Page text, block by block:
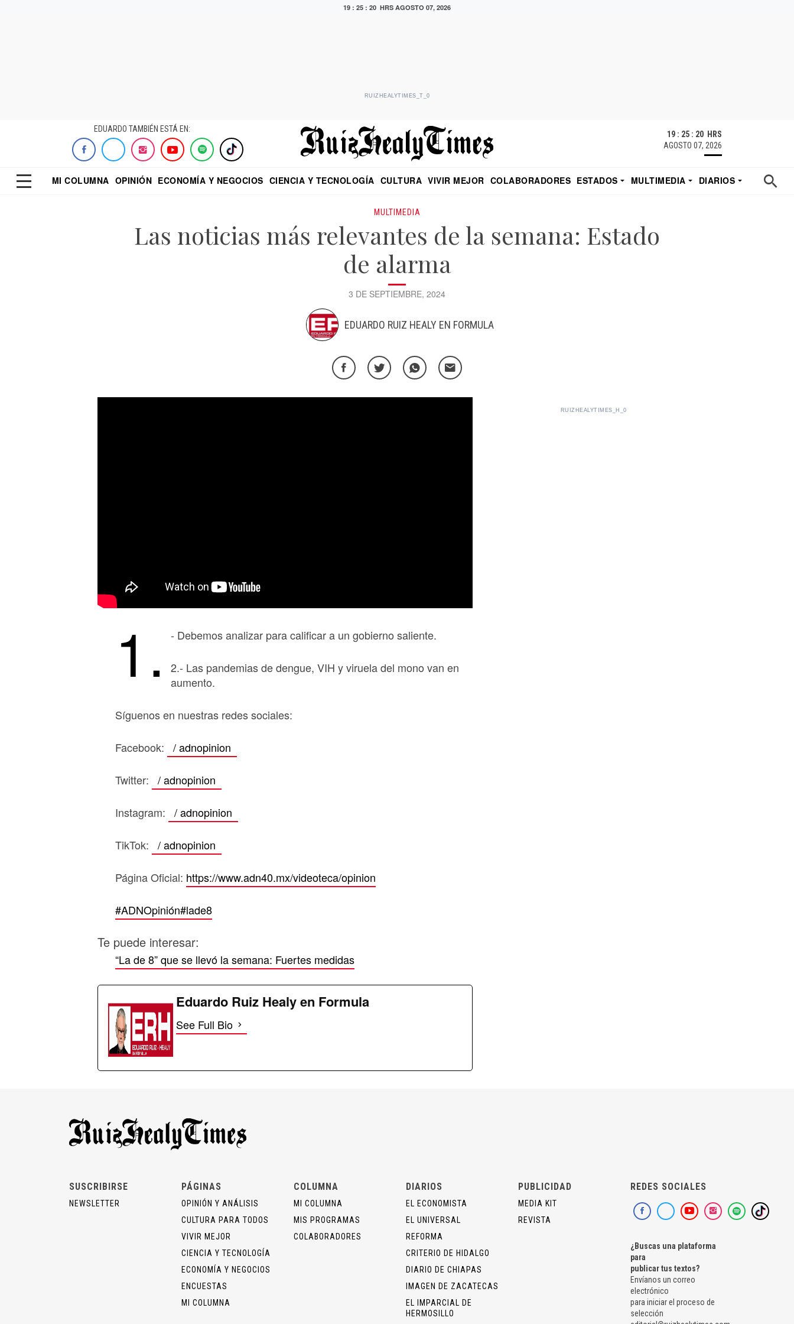
19 : 25 : 20 HRS AGOSTO 07, 2026
RUIZHEALYTIMES_T_0
EDUARDO TAMBIÉN ESTÁ EN:
19 : 25 : 20 HRS
AGOSTO 07, 2026
MI COLUMNA OPINIÓN ECONOMÍA Y NEGOCIOS CIENCIA Y TECNOLOGÍA CULTURA VIVIR MEJOR COLABORADORES ESTADOS MULTIMEDIA
DIARIOS
MULTIMEDIA
Las noticias más relevantes de la semana: Estado
de alarma
3 DE SEPTIEMBRE, 2024
EDUARDO RUIZ HEALY EN FORMULA
1. - Debemos analizar para calificar a un gobierno saliente.
2.- Las pandemias de dengue, VIH y viruela del mono van en
aumento.
Síguenos en nuestras redes sociales:
Facebook: / adnopinion
Twitter: / adnopinion
Instagram: / adnopinion
TikTok: / adnopinion
Página Oficial: https://www.adn40.mx/videoteca/opinion
#ADNOpinión#lade8
Te puede interesar:
“La de 8” que se llevó la semana: Fuertes medidas
Eduardo Ruiz Healy en Formula
See Full Bio
RUIZHEALYTIMES_H_0
SUSCRIBIRSE
NEWSLETTER
PÁGINAS
OPINIÓN Y ANÁLISIS
CULTURA PARA TODOS
VIVIR MEJOR
CIENCIA Y TECNOLOGÍA
ECONOMÍA Y NEGOCIOS
ENCUESTAS
MI COLUMNA
COLUMNA
MI COLUMNA
MIS PROGRAMAS
COLABORADORES
DIARIOS
EL ECONOMISTA
EL UNIVERSAL
REFORMA
CRITERIO DE HIDALGO
DIARIO DE CHIAPAS
IMAGEN DE ZACATECAS
EL IMPARCIAL DE
HERMOSILLO
PUBLICIDAD
MEDIA KIT
REVISTA
REDES SOCIALES
¿Buscas una plataforma
para
publicar tus textos?
Envíanos un correo
electrónico
para iniciar el proceso de
selección